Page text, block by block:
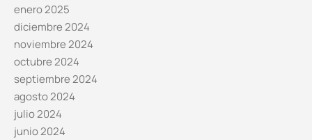
enero 2025
diciembre 2024
noviembre 2024
octubre 2024
septiembre 2024
agosto 2024
julio 2024
junio 2024